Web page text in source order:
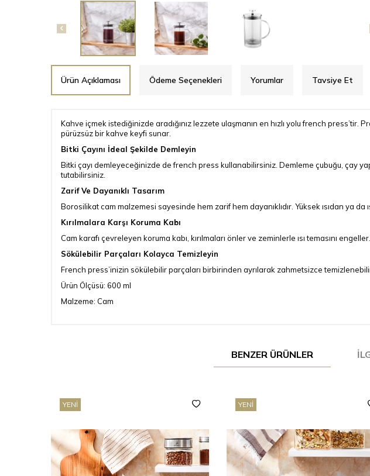
Ürün Açıklaması Ödeme Seçenekleri Yorumlar Tavsiye Et
Kahve içmek istediğinizde aradığınız lezzete ulaşmanın en hızlı yolu french
pürüzsüz bir kahve keyfi sunar.
Bitki Çayını İdeal Şekilde Demleyin
Bitki çayı demleyeceğinizde de french press kullanabilirsiniz. Demleme çubuğu, çay
tutabilirsiniz.
Zarif Ve Dayanıklı Tasarım
Borosilikat cam malzemesi sayesinde hem zarif hem dayanıklıdır. Yüksek ısıdan ya
Kırılmalara Karşı Koruma Kabı
Cam karafı çevreleyen koruma kabı, kırılmaları önler ve zeminlerle ısı temasını
Sökülebilir Parçaları Kolayca Temizleyin
French press’inizin sökülebilir parçaları birbirinden ayrılarak zahmetsizce
Ürün Ölçüsü: 600 ml
Malzeme: Cam
BENZER ÜRÜNLER
YENI YENI